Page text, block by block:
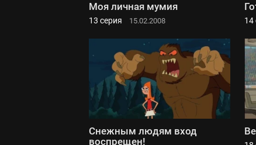
Моя личная мумия
13 серия 15.02.2008 14
Снежным людям вход
воспрещен!